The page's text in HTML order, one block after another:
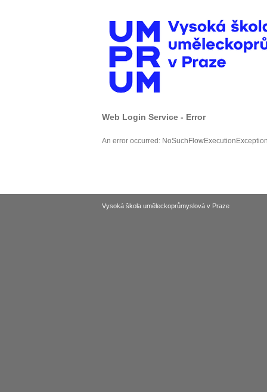
Web Login Service - Error
An error occurred:
Vysoká škola uměleckoprůmyslová v Praze